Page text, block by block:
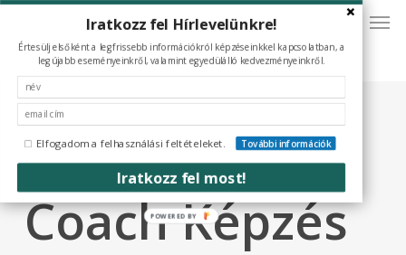
Skip
content
Tag
Business
Coach Képzés
Iratkozz fel Hírlevelünkre!
Értesülj elsőként a legfrissebb információkról képzéseinkkel kapcsolatban, a
legújabb eseményeinkről, valamint egyedülálló kedvezményeinkről.
Iratkozz fel most!
Elfogadom a felhasználási feltételeket. További információk
POWERED BY